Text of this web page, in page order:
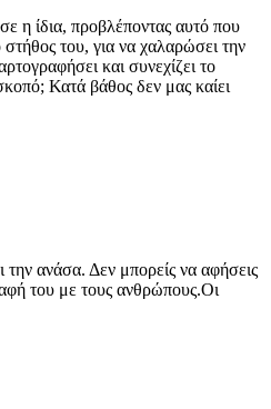
η ίδια, προβλέποντας αυτό που
του, για να χαλαρώσει την
και συνεχίζει το
Κατά βάθος δεν μας καίει
την ανάσα. Δεν μπορείς να αφήσεις
του με τους ανθρώπους.Οι